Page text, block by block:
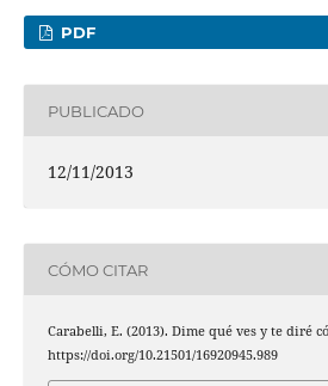
PDF
PUBLICADO
12/11/2013
CÓMO CITAR
Carabelli, E. (2013). Dime qué ves y te diré
https://doi.org/10.21501/16920945.989